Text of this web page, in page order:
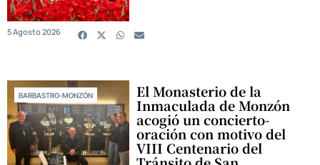
5 Agosto 2026
BARBASTRO-MONZÓN El Monasterio de la
Inmaculada de Monzón
acogió un concierto-
oración con motivo del
VIII Centenario del